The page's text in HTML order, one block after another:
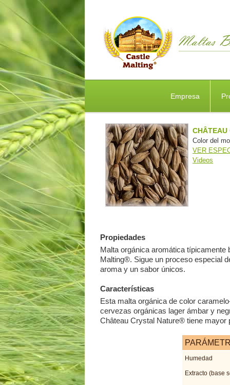
Empresa
CHÂTEAU
Color del
VER
Videos
Propiedades
Malta orgánica aromática típicamente
Malting®. Sigue un proceso especial
aroma y un sabor únicos.
Características
Esta malta orgánica de color
cervezas orgánicas lager ámbar y
Château Crystal Nature® tiene mayor
Humedad
Extracto (base